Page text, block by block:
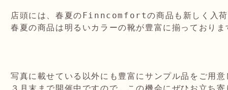
店頭には、春夏のFinncomfortの商品も新しく入荷
春夏の商品は明るいカラーの靴が豊富に揃っておりま
写真に載せている以外にも豊富にサンプル品をご用